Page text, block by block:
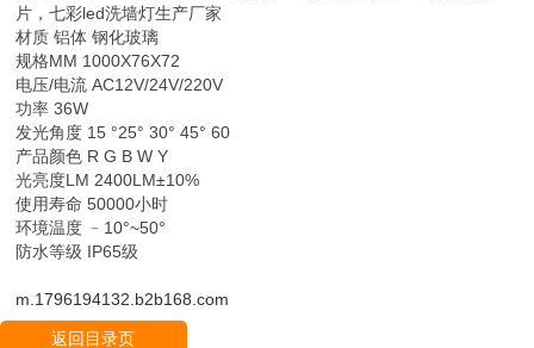
片，七彩led洗墙灯生产厂家
材质 铝体 钢化玻璃
规格MM 1000X76X72
电压/电流 AC12V/24V/220V
功率 36W
发光角度 15 °25° 30° 45° 60
产品颜色 R G B W Y
光亮度LM 2400LM±10%
使用寿命 50000小时
环境温度 ﹣10°~50°
防水等级 IP65级
m.1796194132.b2b168.com
返回目录页